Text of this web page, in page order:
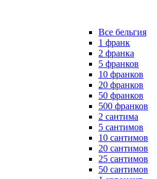
Все бельгия
1 франк
2 франка
5 франков
10 франков
20 франков
50 франков
500 франков
2 сантима
5 сантимов
10 сантимов
20 сантимов
25 сантимов
50 сантимов